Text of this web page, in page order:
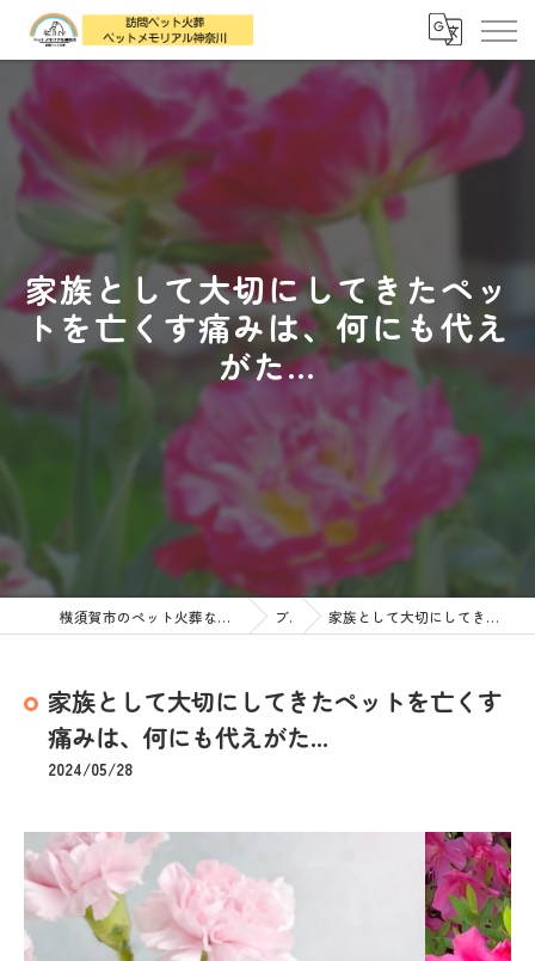
家族として大切にしてきたペッ
トを亡くす痛みは、何にも代え
がた...
横須賀市のペット火葬なら訪問ペット火葬 ペットメモリアル神奈川 ブログ 家族として大切にしてきたペットを亡くす痛みは、何にも代えがた...
家族として大切にしてきたペットを亡くす
痛みは、何にも代えがた...
2024/05/28